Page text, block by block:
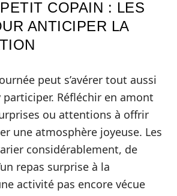
COPAIN : LES
ANTICIPER LA
peut s’avérer tout aussi
participer. Réfléchir en amont
ou attentions à offrir
une atmosphère joyeuse. Les
considérablement, de
repas surprise à la
activité pas encore vécue